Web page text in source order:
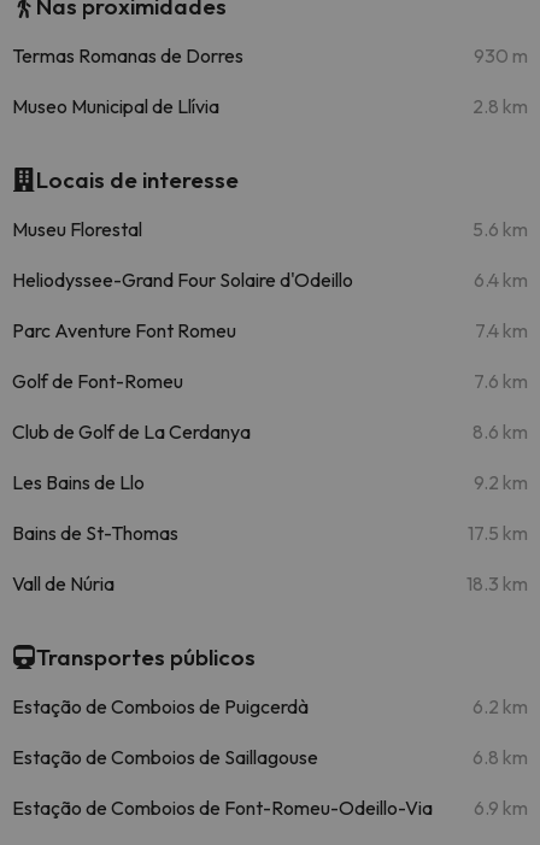
Nas proximidades
Termas Romanas de Dorres 930 m
Museo Municipal de Llívia 2.8 km
Locais de interesse
Museu Florestal 5.6 km
Heliodyssee-Grand Four Solaire d'Odeillo 6.4 km
Parc Aventure Font Romeu 7.4 km
Golf de Font-Romeu 7.6 km
Club de Golf de La Cerdanya 8.6 km
Les Bains de Llo 9.2 km
Bains de St-Thomas 17.5 km
Vall de Núria 18.3 km
Transportes públicos
Estação de Comboios de Puigcerdà 6.2 km
Estação de Comboios de Saillagouse 6.8 km
Estação de Comboios de Font-Romeu-Odeillo-Via 6.9 km